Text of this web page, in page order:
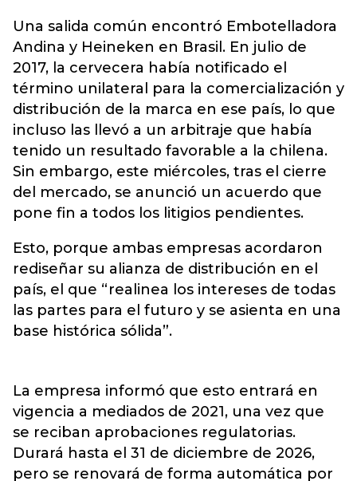
Una salida común encontró Embotelladora
Andina y Heineken en Brasil. En julio de
2017, la cervecera había notificado el
término unilateral para la comercialización y
distribución de la marca en ese país, lo que
incluso las llevó a un arbitraje que había
tenido un resultado favorable a la chilena.
Sin embargo, este miércoles, tras el cierre
del mercado, se anunció un acuerdo que
pone fin a todos los litigios pendientes.
Esto, porque ambas empresas acordaron
rediseñar su alianza de distribución en el
país, el que “realinea los intereses de todas
las partes para el futuro y se asienta en una
base histórica sólida”.
La empresa informó que esto entrará en
vigencia a mediados de 2021, una vez que
se reciban aprobaciones regulatorias.
Durará hasta el 31 de diciembre de 2026,
pero se renovará de forma automática por